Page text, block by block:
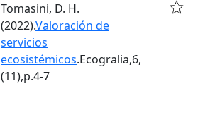
Tomasini, D. H.
(2022).Valoración de
servicios
ecosistémicos.Ecogralia,6,
(11),p.4-7